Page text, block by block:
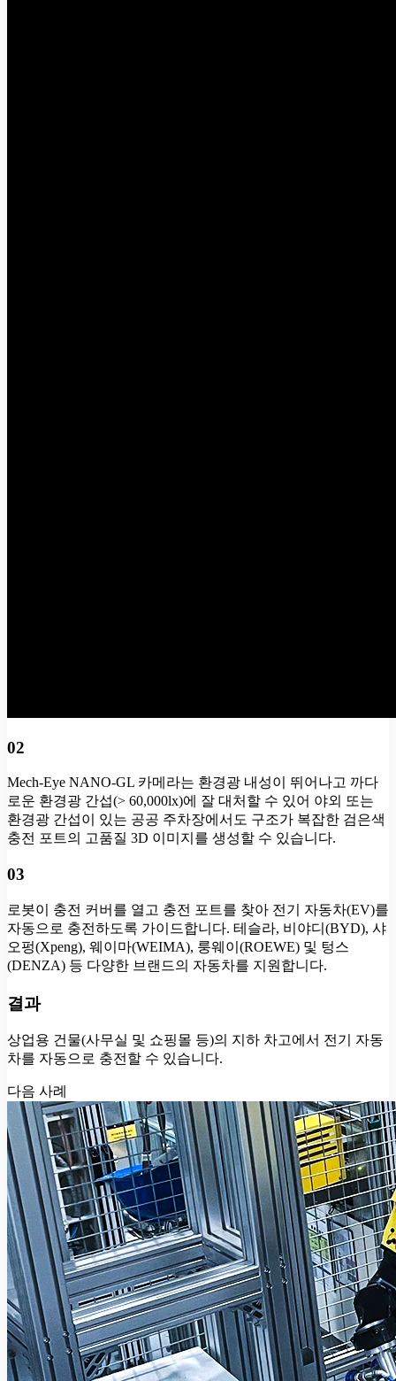
02
Mech-Eye NANO-GL 카메라는 환경광 내성이 뛰어나고 까다
로운 환경광 간섭(> 60,000lx)에 잘 대처할 수 있어 야외 또는
환경광 간섭이 있는 공공 주차장에서도 구조가 복잡한 검은색
충전 포트의 고품질 3D 이미지를 생성할 수 있습니다.
03
로봇이 충전 커버를 열고 충전 포트를 찾아 전기 자동차(EV)를
자동으로 충전하도록 가이드합니다. 테슬라, 비야디(BYD), 샤
오펑(Xpeng), 웨이마(WEIMA), 룽웨이(ROEWE) 및 텅스
(DENZA) 등 다양한 브랜드의 자동차를 지원합니다.
결과
상업용 건물(사무실 및 쇼핑몰 등)의 지하 차고에서 전기 자동
차를 자동으로 충전할 수 있습니다.
다음 사례